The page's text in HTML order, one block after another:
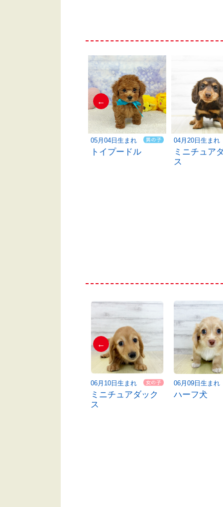
←
05月04日生まれ
トイプードル
04月20日生まれ
ミニチュア
ス
←
06月10日生まれ
ミニチュアダック
ス
06月09日生まれ
ハーフ犬